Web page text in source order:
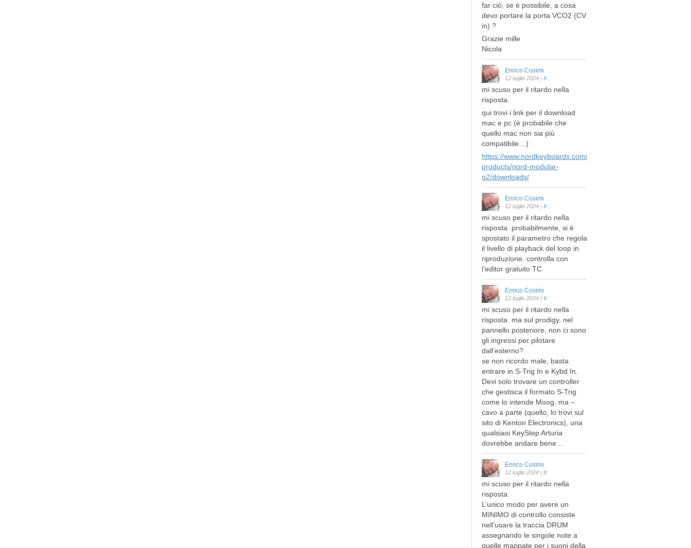
far ciò, se è possibile, a cosa
devo portare la porta VCO2 (CV
in) ?
Grazie mille
Nicola
Enrico Cosimi
12 luglio 2024 | #
mi scuso per il ritardo nella
risposta.
qui trovi i link per il download
mac e pc (è probabile che
quello mac non sia più
compatibile…)
https://www.nordkeyboards.com/legacy-
products/nord-modular-
g2/downloads/
Enrico Cosimi
12 luglio 2024 | #
mi scuso per il ritardo nella
risposta. probabilmente, si è
spostato il parametro che regola
il livello di playback del loop in
riproduzione. controlla con
l’editor gratuito TC
Enrico Cosimi
12 luglio 2024 | #
mi scuso per il ritardo nella
risposta. ma sul prodigy, nel
pannello posteriore, non ci sono
gli ingressi per pilotare
dall’esterno?
se non ricordo male, basta
entrare in S-Trig In e Kybd In.
Devi solo trovare un controller
che gestisca il formato S-Trig
come lo intende Moog, ma –
cavo a parte (quello, lo trovi sul
sito di Kenton Electronics), una
qualsiasi KeyStep Arturia
dovrebbe andare bene…
Enrico Cosimi
12 luglio 2024 | #
mi scuso per il ritardo nella
risposta.
L’unico modo per avere un
MINIMO di controllo consiste
nell’usare la traccia DRUM
assegnando le singole note a
quelle mappate per i suoni della